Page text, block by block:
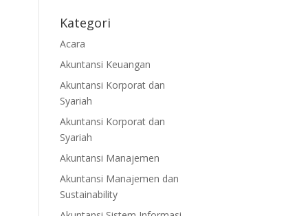
Kategori
Acara
Akuntansi Keuangan
Akuntansi Korporat dan
Syariah
Akuntansi Korporat dan
Syariah
Akuntansi Manajemen
Akuntansi Manajemen dan
Sustainability